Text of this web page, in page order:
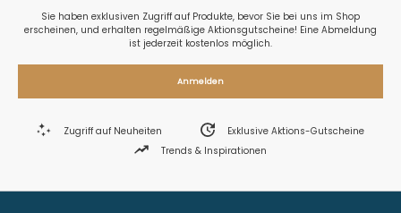
Sie haben exklusiven Zugriff auf Produkte, bevor Sie bei uns im Shop
erscheinen, und erhalten regelmäßige Aktionsgutscheine! Eine Abmeldung
ist jederzeit kostenlos möglich.
Anmelden
Zugriff auf Neuheiten
Exklusive Aktions-Gutscheine
Trends & Inspirationen